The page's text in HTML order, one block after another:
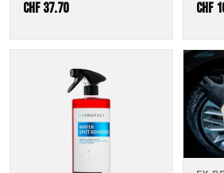
CHF37.70 CHF
Dieses
Produkt
weist
auf.
Die